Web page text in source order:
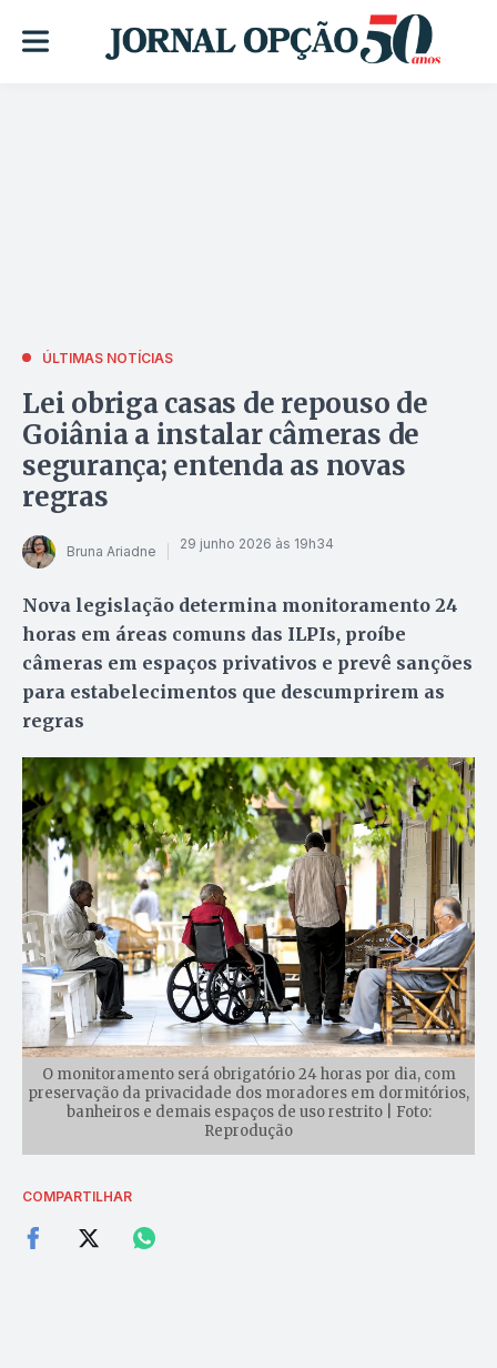
ÚLTIMAS NOTÍCIAS
Lei obriga casas de repouso de
Goiânia a instalar câmeras de
segurança; entenda as novas
regras
Bruna Ariadne 29 junho 2026 às 19h34
Nova legislação determina monitoramento 24
horas em áreas comuns das ILPIs, proíbe
câmeras em espaços privativos e prevê sanções
para estabelecimentos que descumprirem as
regras
O monitoramento será obrigatório 24 horas por dia, com
preservação da privacidade dos moradores em dormitórios,
banheiros e demais espaços de uso restrito | Foto:
Reprodução
COMPARTILHAR